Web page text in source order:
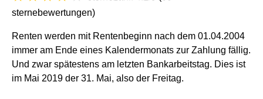
sternebewertungen)
Renten werden mit Rentenbeginn nach dem 01.04.2004
immer am Ende eines Kalendermonats zur Zahlung fällig.
Und zwar spätestens am letzten Bankarbeitstag. Dies ist
im Mai 2019 der 31. Mai, also der Freitag.